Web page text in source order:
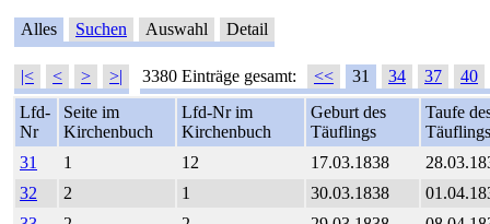
Alles Suchen Auswahl Detail
|< < > >| 3380 Einträge gesamt: << 31 34 37
40
Lfd-
Nr
Seite im
Kirchenbuch
Lfd-Nr im
Kirchenbuch
Geburt des
Täuflings
Taufe
Täuflings
31
1 12 17.03.1838
32
2 1 30.03.1838